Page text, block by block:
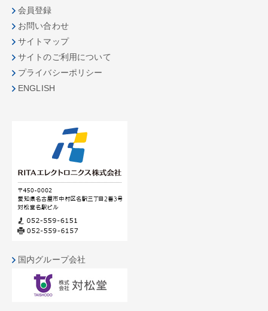
国内グループ会社
会員登録
お問い合わせ
サイトマップ
サイトのご利用について
プライバシーポリシー
ENGLISH